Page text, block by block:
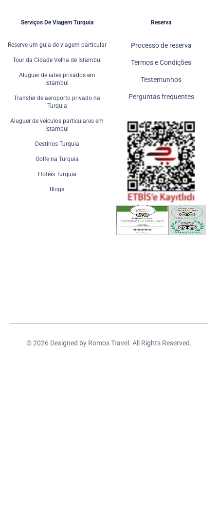
Serviços De Viagem Turquia
Reserve um guia de viagem particular
Tour da Cidade Velha de Istambul
Aluguer de iates privados em
Istambul
Transfer de aeroporto privado na
Turquia
Aluguer de veículos particulares em
Istambul
Destinos Turquia
Golfe na Turquia
Hotéis Turquia
Blogs
Reserva
Processo de reserva
Termos e Condições
Testemunhos
Perguntas frequentes
© 2026 Designed by Romos Travel. All Rights Reserved.